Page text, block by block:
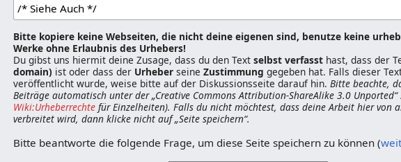
Bitte kopiere keine Webseiten, die nicht deine eigenen sind, benutze keine
Werke ohne Erlaubnis des Urhebers!
Du gibst uns hiermit deine Zusage, dass du den Text selbst verfassthast, dass der
domain) ist oder dass der Urheberseine Zustimmung gegeben hat. Falls dieser
veröffentlicht wurde, weise bitte auf der Diskussionsseite darauf hin. Bitte beachte,
Beiträge automatisch unter der „Creative Commons Attribution-ShareAlike 3.0 Unported“
Wiki:Urheberrechtefür Einzelheiten). Falls du nicht möchtest, dass deine Arbeit hier von
verbreitet wird, dann klicke nicht auf „Seite speichern“.
Bitte beantworte die folgende Frage, um diese Seite speichern zu können (